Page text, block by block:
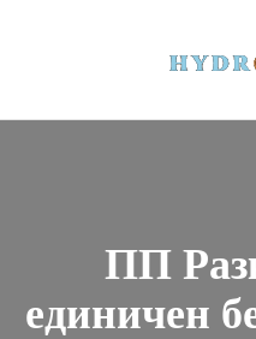
ПП
единичен